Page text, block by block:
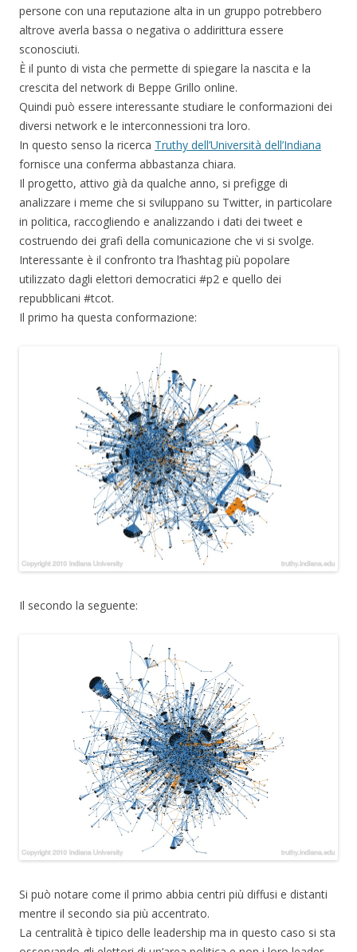
persone con una reputazione alta in un gruppo potrebbero
altrove averla bassa o negativa o addirittura essere
sconosciuti.
È il punto di vista che permette di spiegare la nascita e la
crescita del network di Beppe Grillo online.
Quindi può essere interessante studiare le conformazioni dei
diversi network e le interconnessioni tra loro.
In questo senso la ricerca Truthy dell’Università dell’Indiana
fornisce una conferma abbastanza chiara.
Il progetto, attivo già da qualche anno, si prefigge di
analizzare i meme che si sviluppano su Twitter, in particolare
in politica, raccogliendo e analizzando i dati dei tweet e
costruendo dei grafi della comunicazione che vi si svolge.
Interessante è il confronto tra l’hashtag più popolare
utilizzato dagli elettori democratici #p2 e quello dei
repubblicani #tcot.
Il primo ha questa conformazione:
Il secondo la seguente:
Si può notare come il primo abbia centri più diffusi e distanti
mentre il secondo sia più accentrato.
La centralità è tipico delle leadership ma in questo caso si sta